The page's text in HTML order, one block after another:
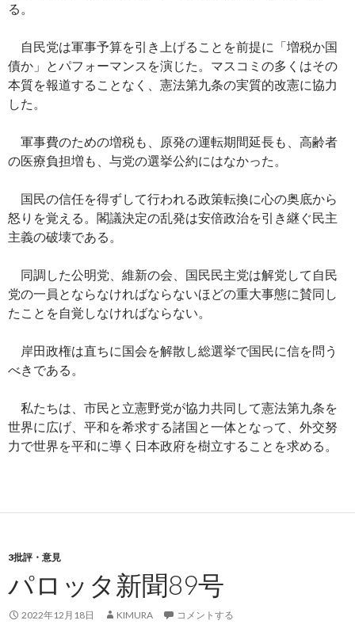
る。
自民党は軍事予算を引き上げることを前提に「増税か国
債か」とパフォーマンスを演じた。マスコミの多くはその
本質を報道することなく、憲法第九条の実質的改憲に協力
した。
軍事費のための増税も、原発の運転期間延長も、高齢者
の医療負担増も、与党の選挙公約にはなかった。
国民の信任を得ずして行われる政策転換に心の奥底から
怒りを覚える。閣議決定の乱発は安倍政治を引き継ぐ民主
主義の破壊である。
同調した公明党、維新の会、国民民主党は解党して自民
党の一員とならなければならないほどの重大事態に賛同し
たことを自覚しなければならない。
岸田政権は直ちに国会を解散し総選挙で国民に信を問う
べきである。
私たちは、市民と立憲野党が協力共同して憲法第九条を
世界に広げ、平和を希求する諸国と一体となって、外交努
力で世界を平和に導く日本政府を樹立することを求める。
3批評・意見
パロッタ新聞89号
2022年12月18日 KIMURA コメントする